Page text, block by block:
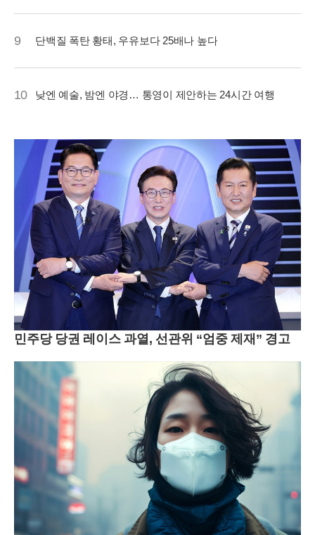
9 단백질 폭탄 황태, 우유보다 25배나 높다
10 낮엔 예술, 밤엔 야경… 통영이 제안하는 24시간 여행
민주당 당권 레이스 과열, 선관위 “엄중 제재” 경고